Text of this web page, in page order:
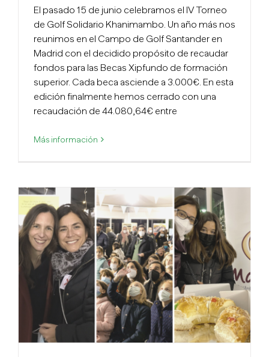
El pasado 15 de junio celebramos el IV Torneo
de Golf Solidario Khanimambo. Un año más nos
reunimos en el Campo de Golf Santander en
Madrid con el decidido propósito de recaudar
fondos para las Becas Xipfundo de formación
superior. Cada beca asciende a 3.000€. En esta
edición finalmente hemos cerrado con una
recaudación de 44.080,64€ entre
Más información